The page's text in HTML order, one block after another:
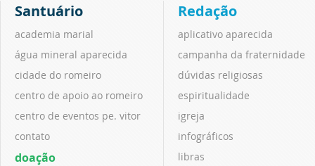
Santuário
academia marial
água mineral aparecida
cidade do romeiro
centro de apoio ao romeiro
centro de eventos pe. vitor
contato
doação
Redação
aplicativo aparecida
campanha da fraternidade
dúvidas religiosas
espiritualidade
igreja
infográficos
libras